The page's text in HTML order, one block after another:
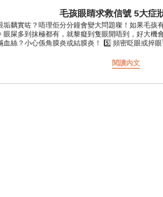
毛孩眼睛求救信號 5大症
黐實咗？唔理佢分分鐘會變大問題㗎！如果毛
屎多到抹極都有，就黎癡到隻眼開唔到，好大
絲？小心係角膜炎或結膜炎！ 5️⃣ 頻密眨眼或捽
，預防視力退化。添加天然植物精華及魚油，抗
少捽眼，預防眼睛發紅 ✨意大利 Orme Naturali
垢 減少捽眼👉舒緩眼睛，抹走分泌物你仲有冇
閱讀內文